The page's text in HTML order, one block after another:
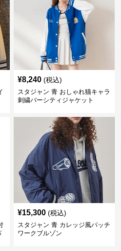
¥8,240 (税込)
スタジャン 青 おしゃれ猫キャラ
刺繍バーシティジャケット
¥15,300 (税込)
スタジャン 青 カレッジ風パッチ
ワークブルゾン